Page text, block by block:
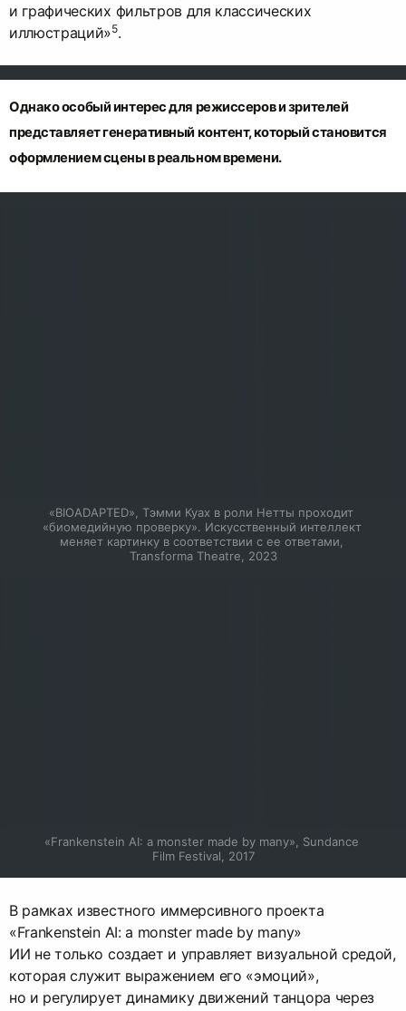
и графических фильтров для классических
иллюстраций»5.
Однако особый интерес для режиссеров и зрителей
представляет генеративный контент, который становится
оформлением сцены в реальном времени.
«BIOADAPTED», Тэмми Куах в роли Нетты проходит
«биомедийную проверку». Искусственный интеллект
меняет картинку в соответствии с ее ответами,
Transforma Theatre, 2023
«Frankenstein AI: a monster made by many», Sundance
Film Festival, 2017
В рамках известного иммерсивного проекта
«Frankenstein AI: a monster made by many»
ИИ не только создает и управляет визуальной средой,
которая служит выражением его «эмоций»,
но и регулирует динамику движений танцора через